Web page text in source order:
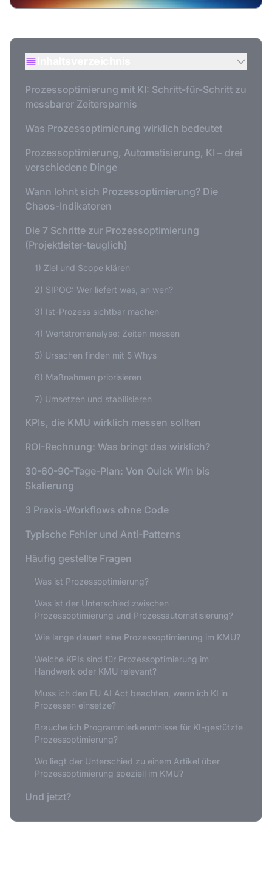
Prozessoptimierung mit KI: Schritt-für-Schritt zu
messbarer Zeitersparnis
Was Prozessoptimierung wirklich bedeutet
Prozessoptimierung, Automatisierung, KI – drei
verschiedene Dinge
Wann lohnt sich Prozessoptimierung? Die
Chaos-Indikatoren
Die 7 Schritte zur Prozessoptimierung
(Projektleiter-tauglich)
1) Ziel und Scope klären
2) SIPOC: Wer liefert was, an wen?
3) Ist-Prozess sichtbar machen
4) Wertstromanalyse: Zeiten messen
5) Ursachen finden mit 5 Whys
6) Maßnahmen priorisieren
7) Umsetzen und stabilisieren
KPIs, die KMU wirklich messen sollten
ROI-Rechnung: Was bringt das wirklich?
30-60-90-Tage-Plan: Von Quick Win bis
Skalierung
3 Praxis-Workflows ohne Code
Typische Fehler und Anti-Patterns
Häufig gestellte Fragen
Was ist Prozessoptimierung?
Was ist der Unterschied zwischen
Prozessoptimierung und Prozessautomatisierung?
Wie lange dauert eine Prozessoptimierung im KMU?
Welche KPIs sind für Prozessoptimierung im
Handwerk oder KMU relevant?
Muss ich den EU AI Act beachten, wenn ich KI in
Prozessen einsetze?
Brauche ich Programmierkenntnisse für KI-gestützte
Prozessoptimierung?
Wo liegt der Unterschied zu einem Artikel über
Prozessoptimierung speziell im KMU?
Und jetzt?